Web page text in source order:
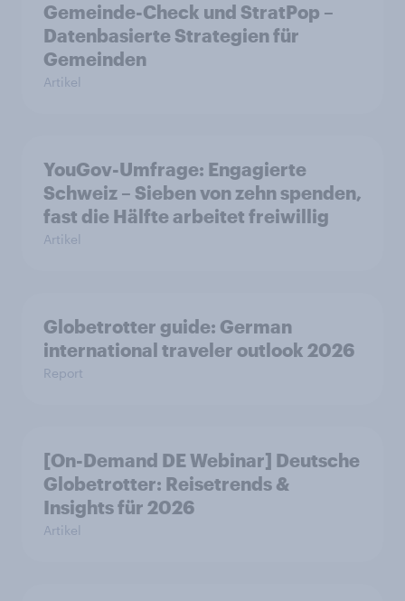
Gemeinde-Check und StratPop –
Datenbasierte Strategien für
Gemeinden
Artikel
YouGov-Umfrage: Engagierte
Schweiz – Sieben von zehn spenden,
fast die Hälfte arbeitet freiwillig
Artikel
Globetrotter guide: German
international traveler outlook 2026
Report
[On-Demand DE Webinar] Deutsche
Globetrotter: Reisetrends &
Insights für 2026
Artikel